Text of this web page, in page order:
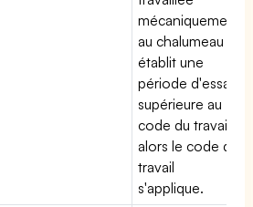
mécaniquement
au chalumeau
établit une
période d'essai
supérieure au
code du travail,
alors le code du
travail
s'applique.